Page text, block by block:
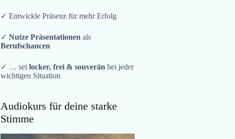
✓ Entwickle Präsenz für mehr Erfolg
✓Nutze Präsentationenals
Berufschancen
✓ … seilocker, frei & souverän bei jeder
wichtigen Situation
Audiokurs für deine starke
Stimme